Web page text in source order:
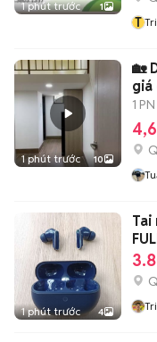
1 phút trước 1
T
1 phút trước 10
🏡
giá
1 PN
1 phút trước 4
Tai